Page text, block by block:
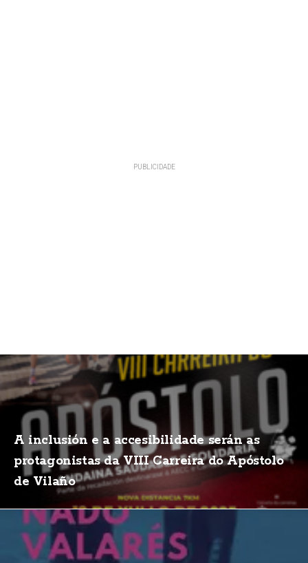
A inclusión e a accesibilidade serán as
protagonistas da VIII Carreira do Apóstolo
de Vilaño